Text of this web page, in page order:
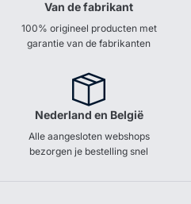
Van de fabrikant
100% origineel producten met
garantie van de fabrikanten
Nederland en België
Alle aangesloten webshops
bezorgen je bestelling snel